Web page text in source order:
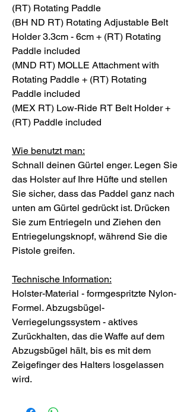
(RT) Rotating Paddle
(BH ND RT) Rotating Adjustable Belt
Holder 3.3cm - 6cm + (RT) Rotating
Paddle included
(MND RT) MOLLE Attachment with
Rotating Paddle + (RT) Rotating
Paddle included
(MEX RT) Low-Ride RT Belt Holder +
(RT) Paddle included
Wie benutzt man:
Schnall deinen Gürtel enger. Legen Sie
das Holster auf Ihre Hüfte und stellen
Sie sicher, dass das Paddel ganz nach
unten am Gürtel gedrückt ist. Drücken
Sie zum Entriegeln und Ziehen den
Entriegelungsknopf, während Sie die
Pistole greifen.
Technische Information:
Holster-Material - formgespritzte Nylon-
Formel. Abzugsbügel-
Verriegelungssystem - aktives
Zurückhalten, das die Waffe auf dem
Abzugsbügel hält, bis es mit dem
Zeigefinger des Halters losgelassen
wird.